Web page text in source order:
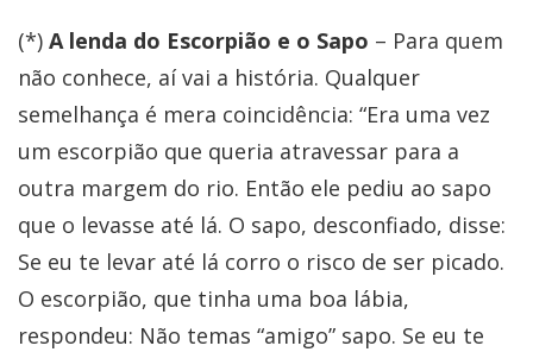
(*) A lenda do Escorpião e o Sapo – Para quem
não conhece, aí vai a história. Qualquer
semelhança é mera coincidência: “Era uma vez
um escorpião que queria atravessar para a
outra margem do rio. Então ele pediu ao sapo
que o levasse até lá. O sapo, desconfiado, disse:
Se eu te levar até lá corro o risco de ser picado.
O escorpião, que tinha uma boa lábia,
respondeu: Não temas “amigo” sapo. Se eu te